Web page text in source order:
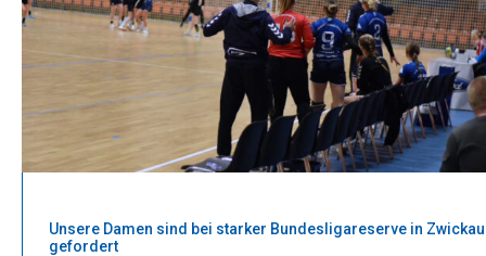
Unsere Damen sind bei starker Bundesligareserve in Zwickau
gefordert